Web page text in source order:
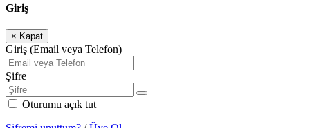
Giriş
× Kapat
Giriş (Email veya Telefon)
Şifre
Oturumu açık tut